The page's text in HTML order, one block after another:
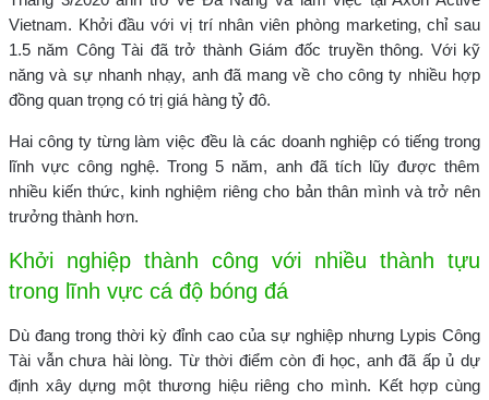
Vietnam. Khởi đầu với vị trí nhân viên phòng marketing, chỉ sau
1.5 năm Công Tài đã trở thành Giám đốc truyền thông. Với kỹ
năng và sự nhanh nhạy, anh đã mang về cho công ty nhiều hợp
đồng quan trọng có trị giá hàng tỷ đô.
Hai công ty từng làm việc đều là các doanh nghiệp có tiếng trong
lĩnh vực công nghệ. Trong 5 năm, anh đã tích lũy được thêm
nhiều kiến thức, kinh nghiệm riêng cho bản thân mình và trở nên
trưởng thành hơn.
Khởi nghiệp thành công với nhiều thành tựu
trong lĩnh vực cá độ bóng đá
Dù đang trong thời kỳ đỉnh cao của sự nghiệp nhưng Lypis Công
Tài vẫn chưa hài lòng. Từ thời điểm còn đi học, anh đã ấp ủ dự
định xây dựng một thương hiệu riêng cho mình. Kết hợp cùng